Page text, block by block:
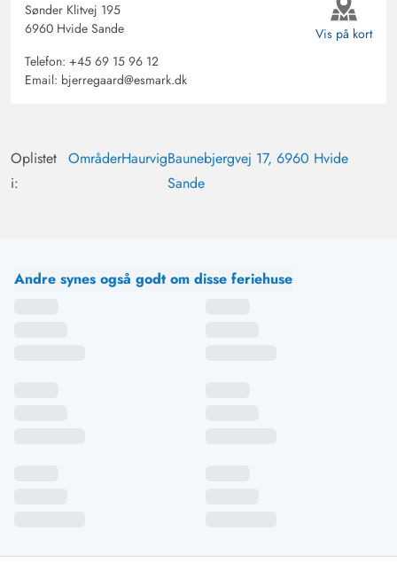
Sønder Klitvej 195
6960 Hvide Sande
Telefon: +45 69 15 96 12
Email: bjerregaard@esmark.dk
Vis på kort
Oplistet
i:
OmråderHaurvigBaunebjergvej 17, 6960 Hvide
Sande
Andre synes også godt om disse feriehuse